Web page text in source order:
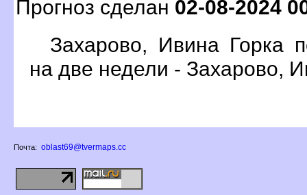
Прогноз сделан 02-08-2024
Захарово, Ивина Горка
на две недели - Захарово,
Почта: oblast69@tvermaps.cc